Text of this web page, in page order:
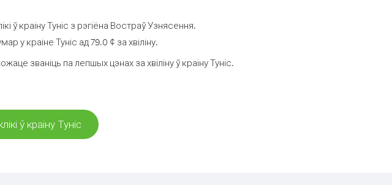
краіну Туніс з рэгіёна Востраў Узнясення.
у краіне Туніс ад 79.0 ¢ за хвіліну.
званіць па лепшых цэнах за хвіліну ў краіну Туніс.
ў краіну Туніс